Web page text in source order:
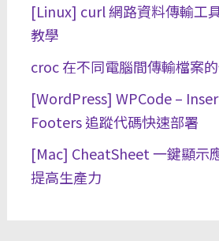
[Linux] curl 網路資料傳輸工
教學
croc 在不同電腦間傳輸檔案
[WordPress] WPCode –
Footers 追蹤代碼快速部署
[Mac] CheatSheet 一鍵顯示
提高生產力